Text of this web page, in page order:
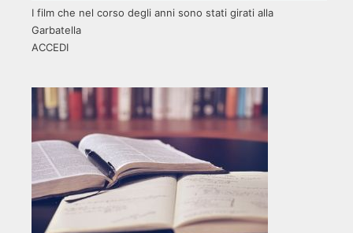
I film che nel corso degli anni sono stati girati alla
Garbatella
ACCEDI